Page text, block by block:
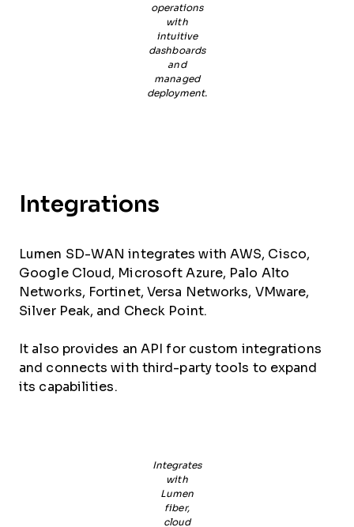
operations
with
intuitive
dashboards
and
managed
deployment.
Integrations
Lumen SD-WAN integrates with AWS, Cisco,
Google Cloud, Microsoft Azure, Palo Alto
Networks, Fortinet, Versa Networks, VMware,
Silver Peak, and Check Point.
It also provides an API for custom integrations
and connects with third-party tools to expand
its capabilities.
Integrates
with
Lumen
fiber,
cloud